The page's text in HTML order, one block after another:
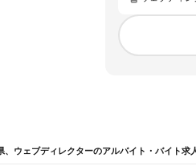
、ウェブディレクターのアルバイト・バイト求